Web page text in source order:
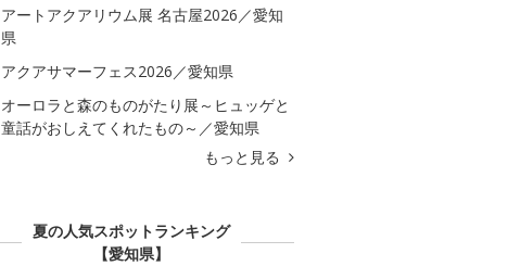
アートアクアリウム展 名古屋2026／愛知
県
アクアサマーフェス2026／愛知県
オーロラと森のものがたり展～ヒュッゲと
童話がおしえてくれたもの～／愛知県
もっと見る
夏の人気スポットランキング
【愛知県】